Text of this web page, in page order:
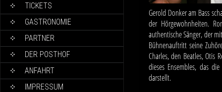
TICKETS
GASTRONOMIE
PARTNER
DER POSTHOF
ANFAHRT
IMPRESSUM
Gerold Donker am Bass
der Hörgewohnheiten.
authentische Sänger, der
Bühnenauftritt seine
Charles, den Beatles, Otis
dieses Ensembles, das
darstellt.